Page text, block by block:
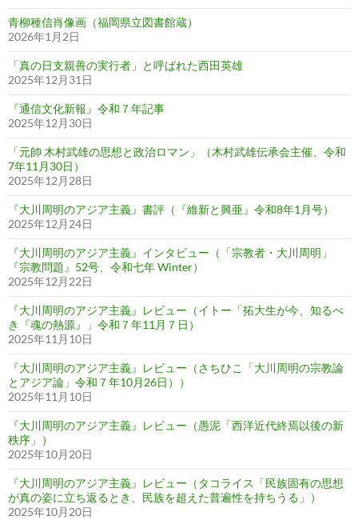
青柳種信肖像画（福岡県立図書館蔵）
2026年1月2日
「真の日支親善の実行者」と呼ばれた西田英雄
2025年12月31日
『通信文化新報』令和７年記事
2025年12月30日
「元帥 木村武雄の思想と政治ロマン」（木村武雄伝承会主催、令和
7年11月30日）
2025年12月28日
『大川周明のアジア主義』書評（『維新と興亜』令和8年1月号）
2025年12月24日
『大川周明のアジア主義』インタビュー（「宗教者・大川周明」
『宗教問題』52号、令和七年 Winter）
2025年12月22日
『大川周明のアジア主義』レビュー（イトー「拓大生が今、知るべ
き『魂の熱源』」令和７年11月７日）
2025年11月10日
『大川周明のアジア主義』レビュー（さちひこ「大川周明の宗教論
とアジア論」令和７年10月26日））
2025年11月10日
『大川周明のアジア主義』レビュー（愚泥「西洋近代終焉以後の新
秩序」）
2025年10月20日
『大川周明のアジア主義』レビュー（タコライス「民族固有の思想
が真の姿に立ち返るとき、民族を超えた普遍性を持ちうる」）
2025年10月20日